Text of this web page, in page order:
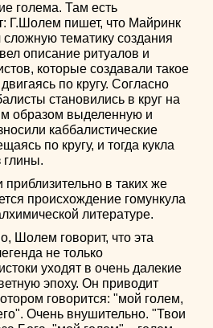
голема. Там есть
Г.Шолем пишет, что Майринк
сложную тематику создания
описание ритуалов и
которые создавали такое
по кругу. Согласно
становились в круг на
образом выделенную и
каббалистические
по кругу, и тогда кукла
глины.
в таких же
происхождение гомункула
литературе.
Шолем говорит, что эта
не только
уходят в очень далекие
эпоху. Он приводит
говорится: "мой голем,
Очень внушительно. "Твои